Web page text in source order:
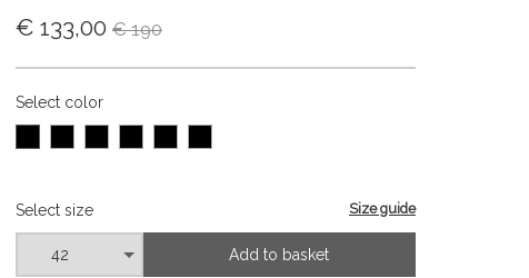
€ 133,00 € 190
Select color
Size guide
Select size
Add to basket